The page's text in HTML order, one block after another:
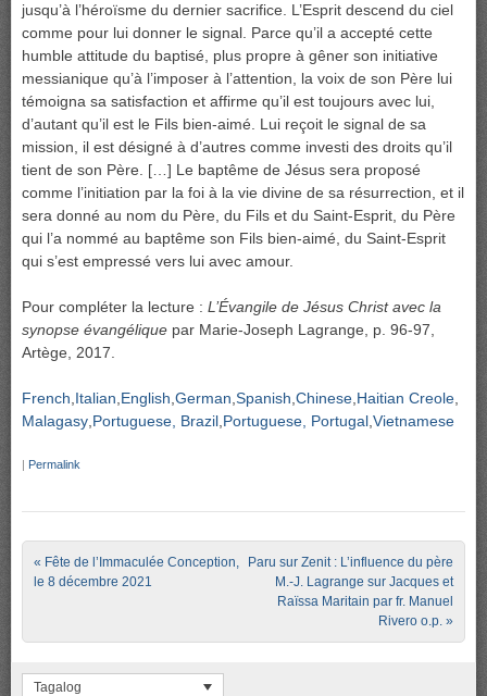
jusqu’à l’héroïsme du dernier sacrifice. L’Esprit descend du ciel
comme pour lui donner le signal. Parce qu’il a accepté cette
humble attitude du baptisé, plus propre à gêner son initiative
messianique qu’à l’imposer à l’attention, la voix de son Père lui
témoigna sa satisfaction et affirme qu’il est toujours avec lui,
d’autant qu’il est le Fils bien-aimé. Lui reçoit le signal de sa
mission, il est désigné à d’autres comme investi des droits qu’il
tient de son Père. […] Le baptême de Jésus sera proposé
comme l’initiation par la foi à la vie divine de sa résurrection, et il
sera donné au nom du Père, du Fils et du Saint-Esprit, du Père
qui l’a nommé au baptême son Fils bien-aimé, du Saint-Esprit
qui s’est empressé vers lui avec amour.
Pour compléter la lecture : L’Évangile de Jésus Christ avec la
synopse évangélique par Marie-Joseph Lagrange, p. 96-97,
Artège, 2017.
French Italian English German Spanish Chinese Haitian Creole
Malagasy Portuguese, Brazil Portuguese, Portugal Vietnamese
| Permalink
Post navigation
« Fête de l’Immaculée Conception,
le 8 décembre 2021
Paru sur Zenit : L’influence du père
M.-J. Lagrange sur Jacques et
Raïssa Maritain par fr. Manuel
Rivero o.p. »
Tagalog